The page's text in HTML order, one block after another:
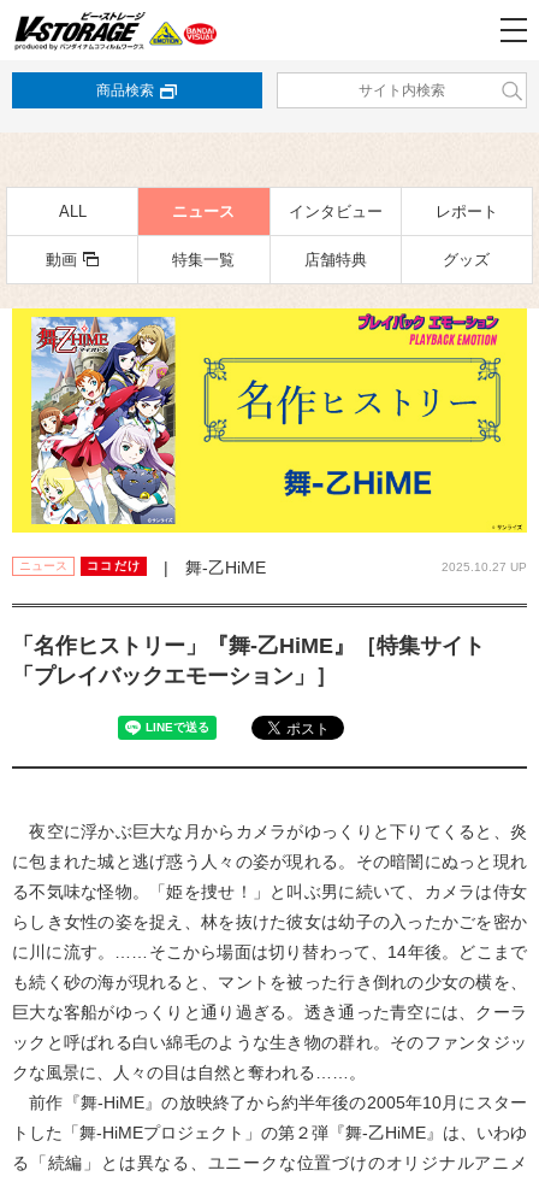
商品検索
ALL ニュース インタビュー レポート
動画 特集一覧 店舗特典 グッズ
ニュース ココだけ | 舞-乙HiME 2025.10.27 UP
「名作ヒストリー」『舞-乙HiME』［特集サイト
「プレイバックエモーション」］
夜空に浮かぶ巨大な月からカメラがゆっくりと下りてくると、炎
に包まれた城と逃げ惑う人々の姿が現れる。その暗闇にぬっと現れ
る不気味な怪物。「姫を捜せ！」と叫ぶ男に続いて、カメラは侍女
らしき女性の姿を捉え、林を抜けた彼女は幼子の入ったかごを密か
に川に流す。……そこから場面は切り替わって、14年後。どこまで
も続く砂の海が現れると、マントを被った行き倒れの少女の横を、
巨大な客船がゆっくりと通り過ぎる。透き通った青空には、クーラ
ックと呼ばれる白い綿毛のような生き物の群れ。そのファンタジッ
クな風景に、人々の目は自然と奪われる……。
前作『舞-HiME』の放映終了から約半年後の2005年10月にスター
トした「舞-HiMEプロジェクト」の第２弾『舞-乙HiME』は、いわゆ
る「続編」とは異なる、ユニークな位置づけのオリジナルアニメ